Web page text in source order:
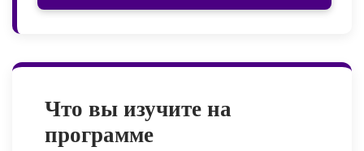
Что вы изучите на
программе